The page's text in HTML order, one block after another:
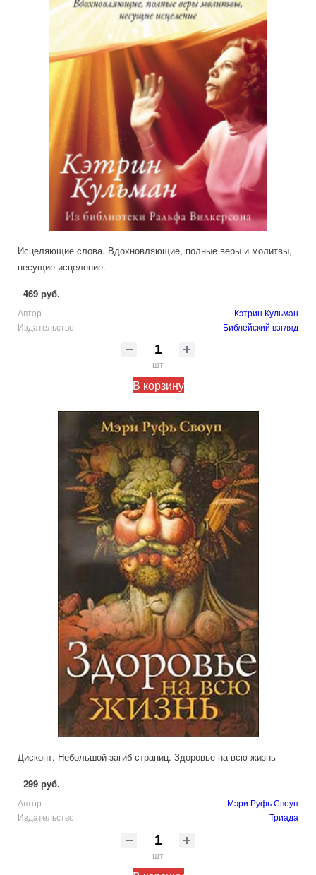
Исцеляющие слова. Вдохновляющие, полные веры и молитвы,
несущие исцеление.
469 руб.
Автор
Кэтрин Кульман
Издательство
Библейский взгляд
шт
В корзину
Дисконт. Небольшой загиб страниц. Здоровье на всю жизнь
299 руб.
Автор
Мэри Руфь Своуп
Издательство
Триада
шт